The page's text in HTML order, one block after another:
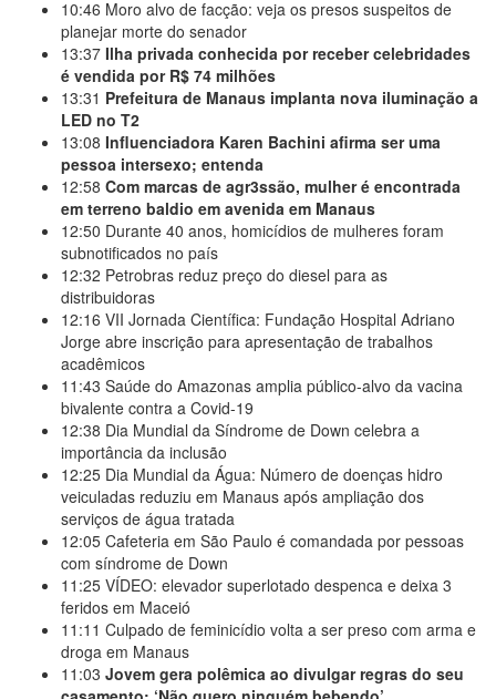
10:46 Moro alvo de facção: veja os presos suspeitos de
planejar morte do senador
13:37 Ilha privada conhecida por receber celebridades
é vendida por R$ 74 milhões
13:31 Prefeitura de Manaus implanta nova iluminação a
LED no T2
13:08 Influenciadora Karen Bachini afirma ser uma
pessoa intersexo; entenda
12:58 Com marcas de agr3ssão, mulher é encontrada
em terreno baldio em avenida em Manaus
12:50 Durante 40 anos, homicídios de mulheres foram
subnotificados no país
12:32 Petrobras reduz preço do diesel para as
distribuidoras
12:16 VII Jornada Científica: Fundação Hospital Adriano
Jorge abre inscrição para apresentação de trabalhos
acadêmicos
11:43 Saúde do Amazonas amplia público-alvo da vacina
bivalente contra a Covid-19
12:38 Dia Mundial da Síndrome de Down celebra a
importância da inclusão
12:25 Dia Mundial da Água: Número de doenças hidro
veiculadas reduziu em Manaus após ampliação dos
serviços de água tratada
12:05 Cafeteria em São Paulo é comandada por pessoas
com síndrome de Down
11:25 VÍDEO: elevador superlotado despenca e deixa 3
feridos em Maceió
11:11 Culpado de feminicídio volta a ser preso com arma e
droga em Manaus
11:03 Jovem gera polêmica ao divulgar regras do seu